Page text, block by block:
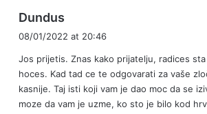
Dundus
s
:
08/01/2022 at 20:46
Jos prijetis. Znas kako prijatelju, radices
hoces. Kad tad ce te odgovarati za vaše
kasnije. Taj isti koji vam je dao moc da se
moze da vam je uzme, ko sto je bilo kod